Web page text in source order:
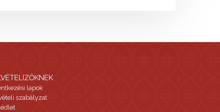
lapok
szabályzat